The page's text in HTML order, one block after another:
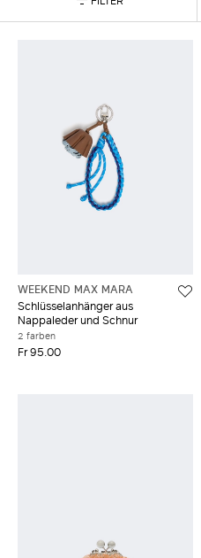
WEEKEND MAX MARA
Schlüsselanhänger aus
Nappaleder und Schnur
2 farben
Fr 95.00